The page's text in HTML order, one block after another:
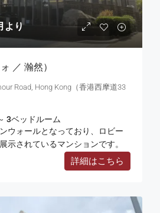
より
／ 瀚然）
Road, Hong Kong（香港西摩道33
3ベッドルーム
ウォールとなっており、ロビー
示されているマンションです。
詳細はこちら